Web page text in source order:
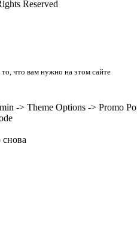
Reserved
что вам нужно на этом сайте
-> Theme Options -> Promo
снова